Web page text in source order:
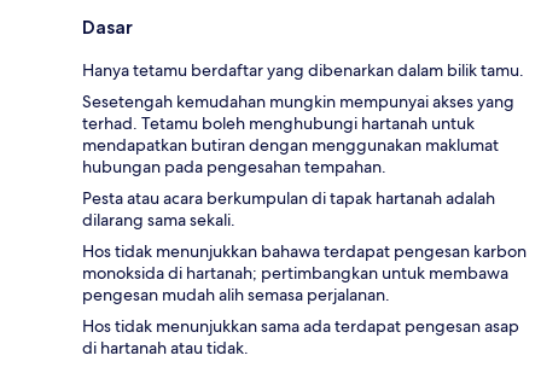
Dasar
Hanya tetamu berdaftar yang dibenarkan dalam bilik tamu.
Sesetengah kemudahan mungkin mempunyai akses yang
terhad. Tetamu boleh menghubungi hartanah untuk
mendapatkan butiran dengan menggunakan maklumat
hubungan pada pengesahan tempahan.
Pesta atau acara berkumpulan di tapak hartanah adalah
dilarang sama sekali.
Hos tidak menunjukkan bahawa terdapat pengesan karbon
monoksida di hartanah; pertimbangkan untuk membawa
pengesan mudah alih semasa perjalanan.
Hos tidak menunjukkan sama ada terdapat pengesan asap
di hartanah atau tidak.